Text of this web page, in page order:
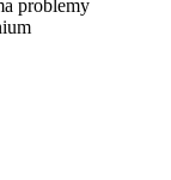
problemy